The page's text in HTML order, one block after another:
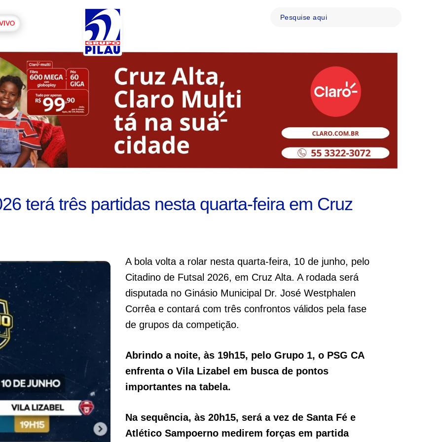
terá três partidas nesta quarta-feira em Cruz
A bola volta a rolar nesta quarta-feira, 10 de junho, pelo
Citadino de Futsal 2026, em Cruz Alta. A rodada será
disputada no Ginásio Municipal Dr. José Westphalen
Corrêa e contará com três confrontos válidos pela fase
de grupos da competição.
Abrindo a noite, às 19h15, pelo Grupo 1, o PSG CA
enfrenta o Vila Lizabel em busca de pontos
importantes na tabela.
Na sequência, às 20h15, será a vez de Santa Fé e
Atlético Sampoerno medirem forças em partida